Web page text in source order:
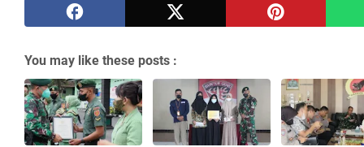
You may like these posts :